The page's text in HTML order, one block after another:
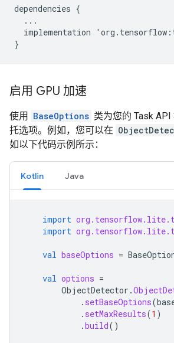
dependencies {
...
implementation
' org . tensorflow :
}
启用 GPU 加速
使用 BaseOptions 类为您的 Task
托选项。例如，您可以在
如以下代码示例所示：
Kotlin Java
import
import
val baseOptions =
val options =
ObjectDetector .
. setBaseOptions(
. setMaxResults(1 )
.build()